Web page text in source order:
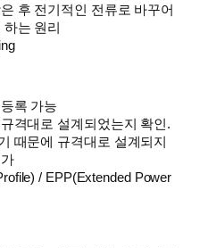
후 전기적인 전류로 바꾸어
는 원리
록 가능
격대로 설계되었는지 확인.
때문에 규격대로 설계되지
/ EPP(Extended Power